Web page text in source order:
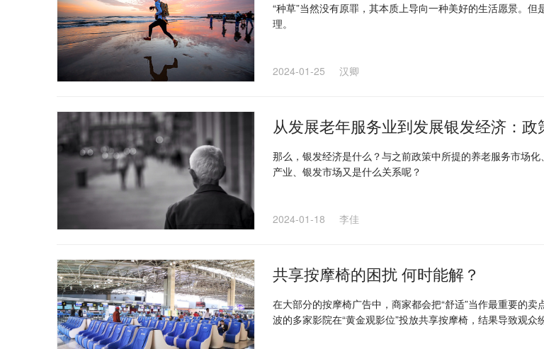
“种草”当然没有原罪，其本质上导向一种美好的生活愿景。
理。
2024-01-25 汉卿
从发展老年服务业到发展银发经济：政
那么，银发经济是什么？与之前政策中所提的养老服务市场
产业、银发市场又是什么关系呢？
2024-01-18 李佳
共享按摩椅的困扰 何时能解？
在大部分的按摩椅广告中，商家都会把“舒适”当作最重要的
波的多家影院在“黄金观影位”投放共享按摩椅，结果导致观众